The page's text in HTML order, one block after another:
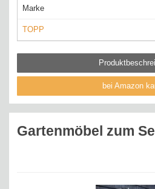
Marke
TOPP
bei Amazon
Gartenmöbel zum